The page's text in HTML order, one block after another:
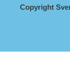
Copyright